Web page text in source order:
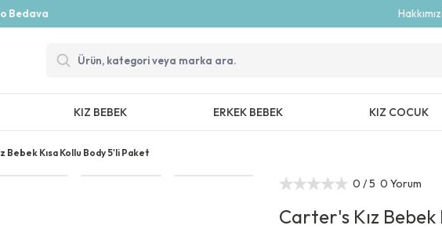
Bedava
KIZ BEBEK ERKEK BEBEK KIZ COCUK
Bebek Kısa Kollu Body 5'li Paket
0 / 5 0 Yorum
Carter's Kız Bebek